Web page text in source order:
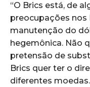
“O Brics está, de
preocupações nos
manutenção do
hegemônica. Não
pretensão de
Brics quer ter o
diferentes